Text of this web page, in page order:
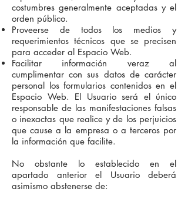
costumbres generalmente aceptadas y el
orden público.
Proveerse de todos los medios y
requerimientos técnicos que se precisen
para acceder al Espacio Web.
Facilitar información veraz al
cumplimentar con sus datos de carácter
personal los formularios contenidos en el
Espacio Web. El Usuario será el único
responsable de las manifestaciones falsas
o inexactas que realice y de los perjuicios
que cause a la empresa o a terceros por
la información que facilite.
No obstante lo establecido en el
apartado anterior el Usuario deberá
asimismo abstenerse de: